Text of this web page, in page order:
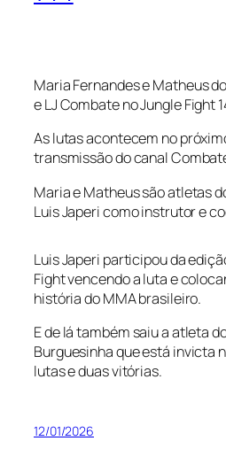
Maria Fernandes e Matheus
e LJ Combate no Jungle Fight
As lutas acontecem no
transmissão do canal
Maria e Matheus são atletas
Luis Japeri como instrutor e
Luis Japeri participou da
Fight vencendo a luta e
história do MMA brasileiro.
E de lá também saiu a atleta
Burguesinha que está invicta
lutas e duas vitórias.
12/01/2026